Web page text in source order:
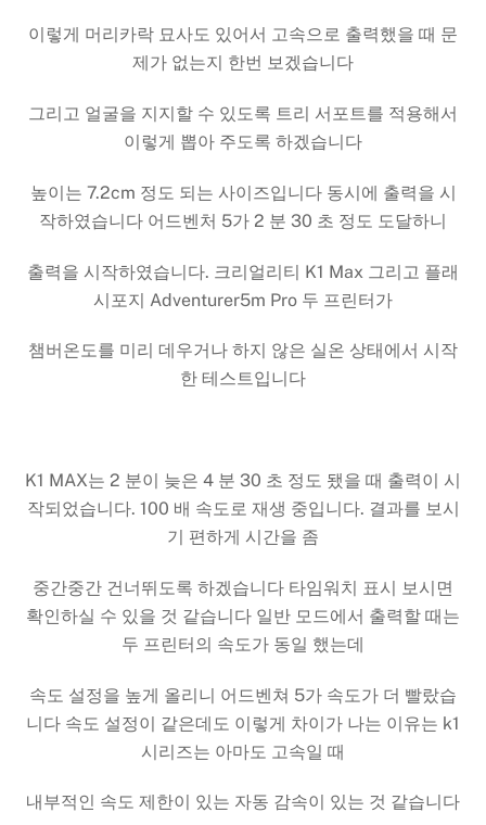
이렇게 머리카락 묘사도 있어서 고속으로 출력했을 때 문
제가 없는지 한번 보겠습니다
그리고 얼굴을 지지할 수 있도록 트리 서포트를 적용해서
이렇게 뽑아 주도록 하겠습니다
높이는 7.2cm 정도 되는 사이즈입니다 동시에 출력을 시
작하였습니다 어드벤처 5가 2 분 30 초 정도 도달하니
출력을 시작하였습니다. 크리얼리티 K1 Max 그리고 플래
시포지 Adventurer5m Pro 두 프린터가
챔버온도를 미리 데우거나 하지 않은 실온 상태에서 시작
한 테스트입니다
K1 MAX는 2 분이 늦은 4 분 30 초 정도 됐을 때 출력이 시
작되었습니다. 100 배 속도로 재생 중입니다. 결과를 보시
기 편하게 시간을 좀
중간중간 건너뛰도록 하겠습니다 타임워치 표시 보시면
확인하실 수 있을 것 같습니다 일반 모드에서 출력할 때는
두 프린터의 속도가 동일 했는데
속도 설정을 높게 올리니 어드벤쳐 5가 속도가 더 빨랐습
니다 속도 설정이 같은데도 이렇게 차이가 나는 이유는 k1
시리즈는 아마도 고속일 때
내부적인 속도 제한이 있는 자동 감속이 있는 것 같습니다